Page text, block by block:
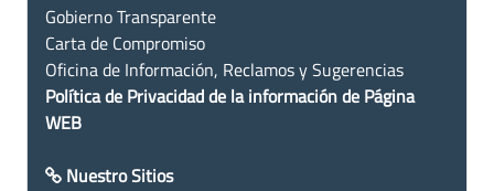
Gobierno Transparente
Carta de Compromiso
Oficina de Información, Reclamos y Sugerencias
Política de Privacidad de la información de Página
WEB
Nuestro Sitios